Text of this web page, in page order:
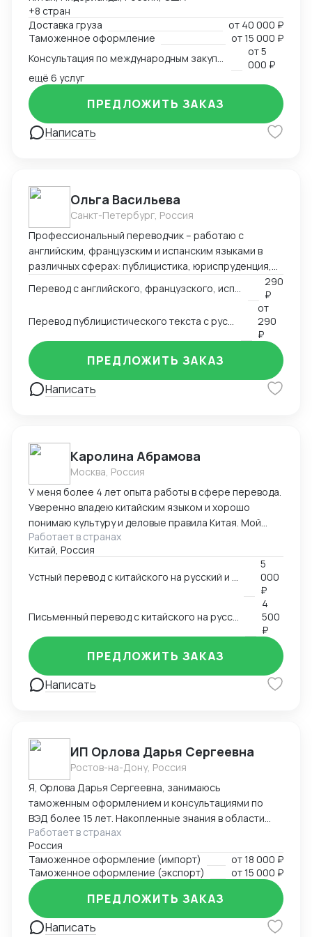
всех этапов оформления. Расчёт и планирование
затрат на транспорт, налоги, сертификацию. Опыт
разработки товара с нуля в Китае — от идеи и
адаптации под рынок до запуска продаж. Знание
рынка, умение быстро находить надёжных партнёров
и выстраивать устойчивые схемы поставок для
любой продукции — от промышленного
оборудования до товаров для маркетплейсов.
+8 стран
Доставка груза
от 40 000 ₽
Таможенное оформление
от15 000 ₽
от5
000 ₽
ещё 6 услуг
Написать
ПРЕДЛОЖИТЬ ЗАКАЗ
Ольга Васильева
Санкт-Петербург, Россия
Профессиональный переводчик – работаю с
английским, французским и испанским языками в
различных сферах: публицистика, юриспруденция,
290
₽
Перевод публицистического текста с русского языка на английский
от
290
₽
Написать
ПРЕДЛОЖИТЬ ЗАКАЗ
Каролина Абрамова
Москва, Россия
У меня более 4 лет опыта работы в сфере перевода.
Уверенно владею китайским языком и хорошо
понимаю культуру и деловые правила Китая. Мой
опыт работы включает работу в разных областях,
ВЭД, маркетинг, даже химическая промышленность.
гарантировать высокое качество перевода.
Работает в странах
Китай, Россия
Устный перевод с китайского на русский и с русского на китайский
5
000
₽
Письменный перевод с китайского на русский и с русского на китайский
4
500
₽
Написать
ПРЕДЛОЖИТЬ ЗАКАЗ
ИП Орлова Дарья Сергеевна
Ростов-на-Дону, Россия
Я, Орлова Дарья Сергеевна, занимаюсь
таможенным оформлением и консультациями по
ВЭД более 15 лет. Накопленные знания в области
оформления импортируемых и экспортируемых
грузов участников ВЭД позволяют проводить
таможенное оформление в кратчайшие сроки,
избежать досадных ошибок, штрафов, санкций и
сэкономить ваши ресурсы! Успешный опыт
долгосрочных партнерских отношений с
компаниями – позволил завоевать положительную
Работает в странах
Россия
Таможенное оформление (импорт)
от18 000 ₽
Таможенное оформление (экспорт)
от15 000 ₽
Написать
ПРЕДЛОЖИТЬ ЗАКАЗ